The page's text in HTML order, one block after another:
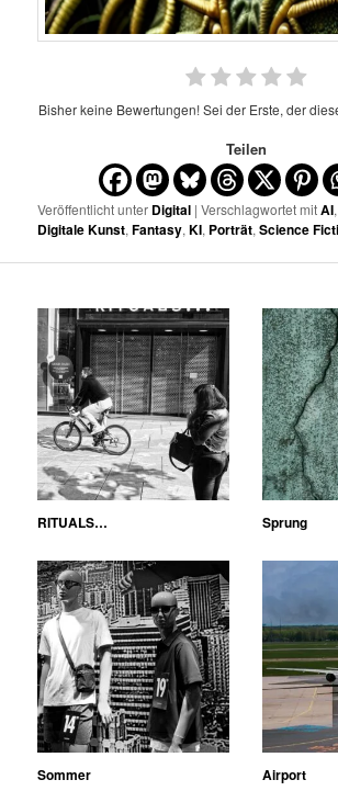
Bisher keine Bewertungen! Sei der Erste, der
Teilen
Veröffentlicht unter Digital | Verschlagwortet mitAI
Digitale Kunst,Fantasy,KI, Porträt,Science
RITUALS… Sprung
Sommer Airport